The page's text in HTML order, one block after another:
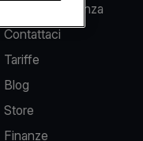
Centro assistenza
Contattaci
Tariffe
Blog
Store
Finanze